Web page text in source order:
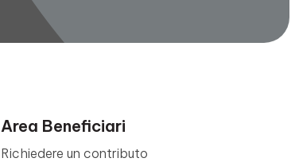
Area Beneficiari
Richiedere un contributo